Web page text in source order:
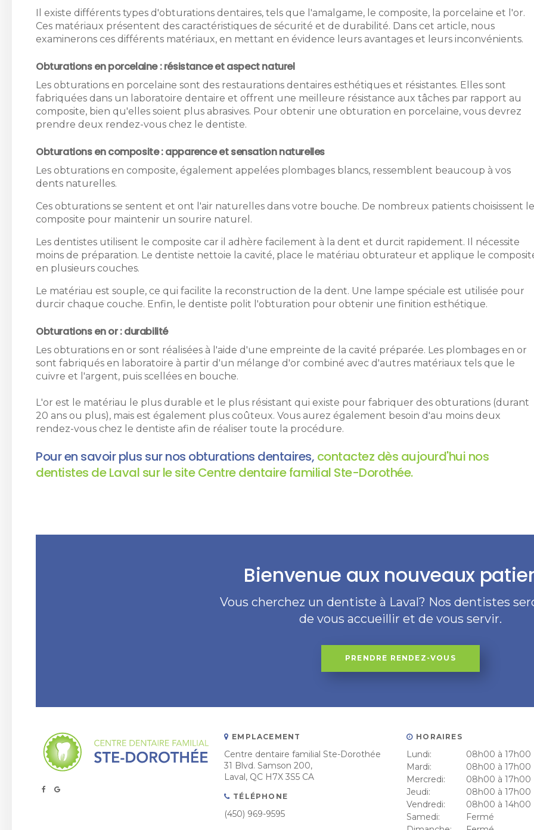
Il existe différents types d'obturations dentaires, tels que l'amalgame, le composite, la porcelaine et l'or.
Ces matériaux présentent des caractéristiques de sécurité et de durabilité. Dans cet article, nous
examinerons ces différents matériaux, en mettant en évidence leurs avantages et leurs inconvénients.
Obturations en porcelaine : résistance et aspect naturel
Les obturations en porcelaine sont des restaurations dentaires esthétiques et résistantes. Elles sont
fabriquées dans un laboratoire dentaire et offrent une meilleure résistance aux tâches par rapport au
composite, bien qu'elles soient plus abrasives. Pour obtenir une obturation en porcelaine, vous devrez
prendre deux rendez-vous chez le dentiste.
Obturations en composite : apparence et sensation naturelles
Les obturations en composite, également appelées plombages blancs, ressemblent beaucoup à vos
dents naturelles.
Ces obturations se sentent et ont l'air naturelles dans votre bouche. De nombreux patients choisissent le
composite pour maintenir un sourire naturel.
Les dentistes utilisent le composite car il adhère facilement à la dent et durcit rapidement. Il nécessite
moins de préparation. Le dentiste nettoie la cavité, place le matériau obturateur et applique le
en plusieurs couches.
Le matériau est souple, ce qui facilite la reconstruction de la dent. Une lampe spéciale est utilisée pour
durcir chaque couche. Enfin, le dentiste polit l'obturation pour obtenir une finition esthétique.
Obturations en or : durabilité
Les obturations en or sont réalisées à l'aide d'une empreinte de la cavité préparée. Les plombages en or
sont fabriqués en laboratoire à partir d'un mélange d'or combiné avec d'autres matériaux tels que le
cuivre et l'argent, puis scellées en bouche.
L'or est le matériau le plus durable et le plus résistant qui existe pour fabriquer des obturations (durant
20 ans ou plus), mais est également plus coûteux. Vous aurez également besoin d'au moins deux
rendez-vous chez le dentiste afin de réaliser toute la procédure.
Pour en savoir plus sur nos obturations dentaires, contactez dès aujourd'hui nos
dentistes de Laval sur le site Centre dentaire familial Ste-Dorothée.
Bienvenue aux nouveaux
Vous cherchez un dentiste à Laval? Nos dentistes
de vous accueillir et de vous servir.
PRENDRE RENDEZ-VOUS
EMPLACEMENT
Centre dentaire familial Ste-Dorothée
31 Blvd. Samson 200
Laval QC H7X 3S5 CA
TÉLÉPHONE
(450) 969-9595
HORAIRES
Lundi:
08h00 à 17h00
Mardi:
08h00 à 17h00
Mercredi:
08h00 à 17h00
Jeudi:
08h00 à 17h00
Vendredi:
08h00 à 14h00
Samedi:
Fermé